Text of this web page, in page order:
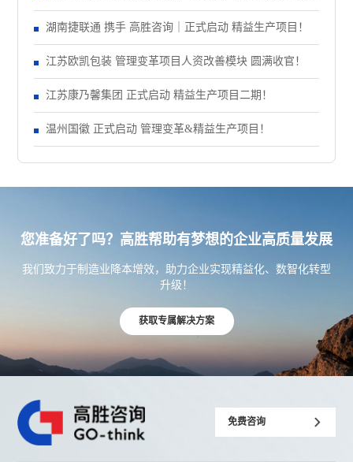
正式启动 管理变革项目
湖南捷联通 携手 高胜咨询｜正式启动 精益生产项目！
江苏欧凯包装 管理变革项目人资改善模块 圆满收官！
江苏康乃馨集团 正式启动 精益生产项目二期！
温州国徽 正式启动 管理变革&精益生产项目！
您准备好了吗？高胜帮助有梦想的企业高质量发展
我们致力于制造业降本增效，助力企业实现精益化、数智化转型
升级！
获取专属解决方案
免费咨询